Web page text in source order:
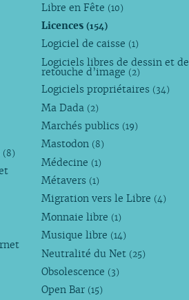
(8)
Libre en Fête (10)
Licences(154)
Logiciel de caisse (1)
Logiciels libres de dessin et de
retouche d’image (2)
Logiciels propriétaires (34)
Ma Dada (2)
Marchés publics (19)
Mastodon (8)
Médecine (1)
Métavers (1)
Migration vers le Libre (4)
Monnaie libre (1)
Musique libre (14)
Neutralité du Net (25)
Obsolescence (3)
Open Bar (15)